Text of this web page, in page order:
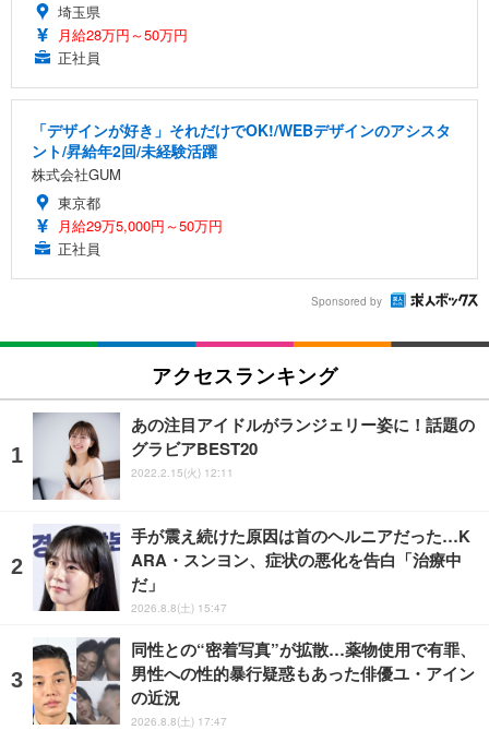
埼玉県
月給28万円～50万円
正社員
「デザインが好き」それだけでOK!/WEBデザインのアシスタ
ント/昇給年2回/未経験活躍
株式会社GUM
東京都
月給29万5,000円～50万円
正社員
Sponsored by
アクセスランキング
あの注目アイドルがランジェリー姿に！話題の
グラビアBEST20
2022.2.15(火) 12:11
手が震え続けた原因は首のヘルニアだった…K
ARA・スンヨン、症状の悪化を告白「治療中
だ」
2026.8.8(土) 15:47
同性との“密着写真”が拡散…薬物使用で有罪、
男性への性的暴行疑惑もあった俳優ユ・アイン
の近況
2026.8.8(土) 17:47